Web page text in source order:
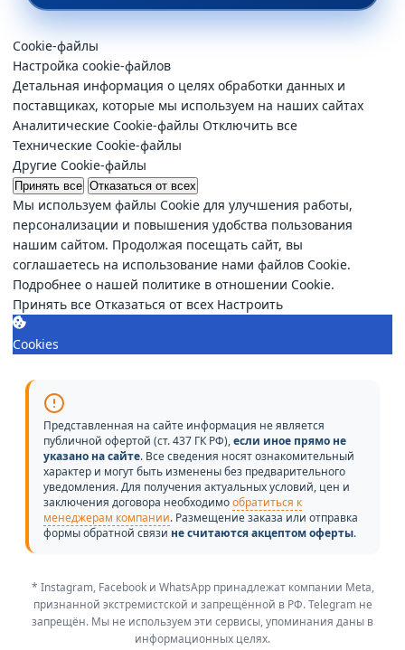
Cookie-файлы
Настройка cookie-файлов
Детальная информация о целях обработки данных и
поставщиках, которые мы используем на наших сайтах
Аналитические Cookie-файлы Отключить все
Технические Cookie-файлы
Другие Cookie-файлы
Принять все Отказаться от всех
Мы используем файлы Cookie для улучшения работы,
персонализации и повышения удобства пользования
нашим сайтом. Продолжая посещать сайт, вы
соглашаетесь на использование нами файлов Cookie.
Подробнее о нашей политике в отношении Cookie.
Принять все Отказаться от всех Настроить
Cookies
Представленная на сайте информация не является
публичной офертой (ст. 437 ГК РФ),если иное прямо не
указано на сайте. Все сведения носят ознакомительный
характер и могут быть изменены без предварительного
уведомления. Для получения актуальных условий, цен и
заключения договора необходимообратиться к
менеджерам компании. Размещение заказа или отправка
формы обратной связи не считаются акцептом оферты.
* Instagram, Facebook и WhatsApp принадлежат компании Meta,
признанной экстремистской и запрещённой в РФ. Telegram не
запрещён. Мы не используем эти сервисы, упоминания даны в
информационных целях.